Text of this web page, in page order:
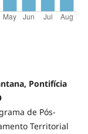
Pontifícia
de Pós-
Territorial